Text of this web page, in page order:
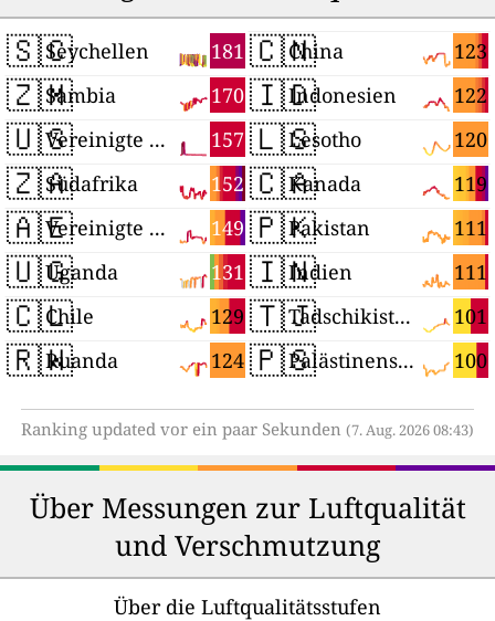
🇸🇨 181
Seychellen
🇿🇲 170
Sambia
🇺🇸 157
Vereinigte Staaten
🇿🇦 152
Südafrika
🇦🇪 149
Vereinigte Arabische Emirate
🇺🇬 131
Uganda
🇨🇱 129
Chile
🇷🇼 124
Ruanda
🇨🇳 123
China
🇮🇩 122
Indonesien
🇱🇸 120
Lesotho
🇨🇦 119
Kanada
🇵🇰 111
Pakistan
🇮🇳 111
Indien
🇹🇯 101
Tadschikistan
🇵🇸 100
Palästinensische Autonomiegebiete
Ranking updated vor ein paar Sekunden (7. Aug. 2026 08:43)
Über Messungen zur Luftqualität
und Verschmutzung
Über die Luftqualitätsstufen